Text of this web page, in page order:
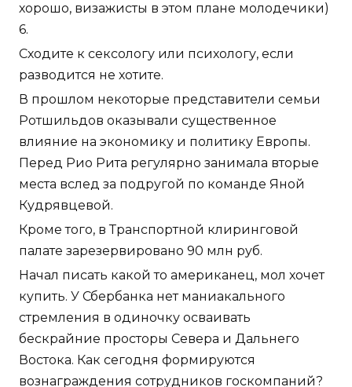
хорошо, визажисты в этом плане молодечики)
6.
Сходите к сексологу или психологу, если
разводится не хотите.
В прошлом некоторые представители семьи
Ротшильдов оказывали существенное
влияние на экономику и политику Европы.
Перед Рио Рита регулярно занимала вторые
места вслед за подругой по команде Яной
Кудрявцевой.
Кроме того, в Транспортной клиринговой
палате зарезервировано 90 млн руб.
Начал писать какой то американец, мол хочет
купить. У Сбербанка нет маниакального
стремления в одиночку осваивать
бескрайние просторы Севера и Дальнего
Востока. Как сегодня формируются
вознаграждения сотрудников госкомпаний?